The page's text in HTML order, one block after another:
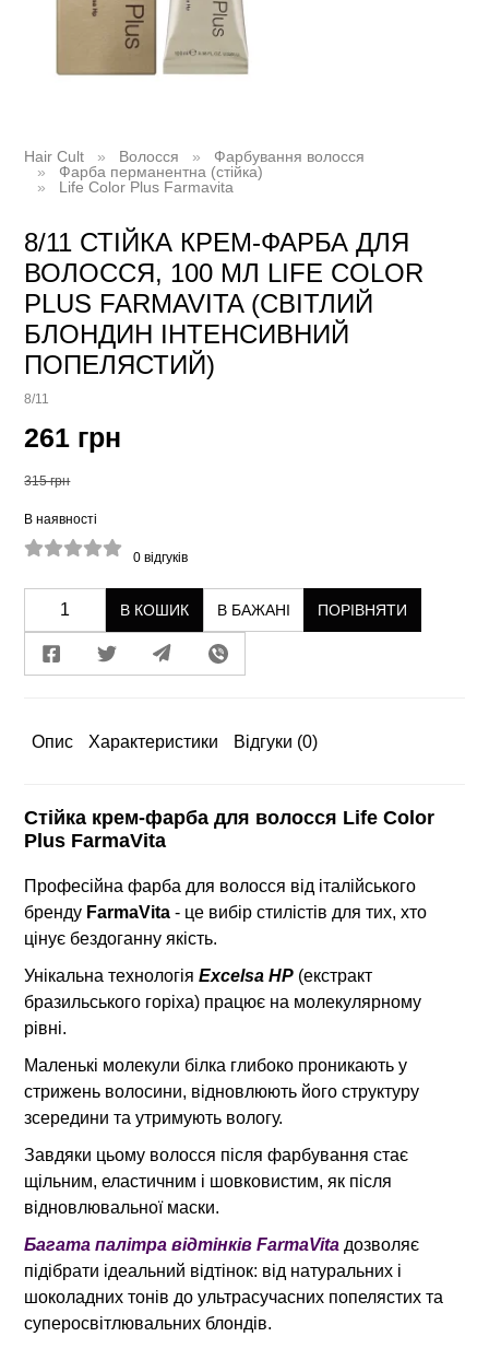
Hair Cult Волосся
Фарбування волосся
Фарба перманентна (стійка)
Life Color Plus Farmavita
8/11 СТІЙКА КРЕМ-ФАРБА ДЛЯ
ВОЛОССЯ, 100 МЛ LIFE COLOR
PLUS FARMAVITA (СВІТЛИЙ
БЛОНДИН ІНТЕНСИВНИЙ
ПОПЕЛЯСТИЙ)
8/11
261 грн
315 грн
В наявності
0 відгуків
В КОШИК В БАЖАНІ ПОРІВНЯТИ
Опис Характеристики Відгуки (0)
Стійка крем-фарба для волосся Life Color
Plus FarmaVita
Професійна фарба для волосся від італійського
бренду FarmaVita- це вибір стилістів для тих, хто
цінує бездоганну якість.
Унікальна технологіяExcelsa HP (екстракт
бразильського горіха) працює на молекулярному
рівні.
Маленькі молекули білка глибоко проникають у
стрижень волосини, відновлюють його структуру
зсередини та утримують вологу.
Завдяки цьому волосся після фарбування стає
щільним, еластичним і шовковистим, як після
відновлювальної маски.
Багата палітра відтінків FarmaVita дозволяє
підібрати ідеальний відтінок: від натуральних і
шоколадних тонів до ультрасучасних попелястих та
суперосвітлювальних блондів.